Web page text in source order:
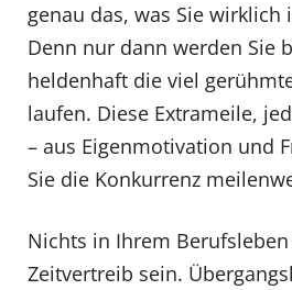
genau das, was Sie wirklich
Denn nur dann werden Sie
heldenhaft die viel
laufen. Diese Extrameile,
– aus Eigenmotivation und
Sie die Konkurrenz
Nichts in Ihrem
Zeitvertreib sein.